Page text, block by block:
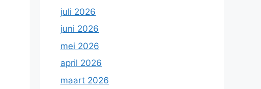
juli 2026
juni 2026
mei 2026
april 2026
maart 2026